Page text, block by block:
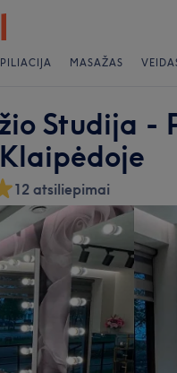
MASAŽAS
Studija -
12 atsiliepimai